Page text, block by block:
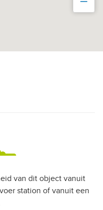
van dit object vanuit
station of vanuit een